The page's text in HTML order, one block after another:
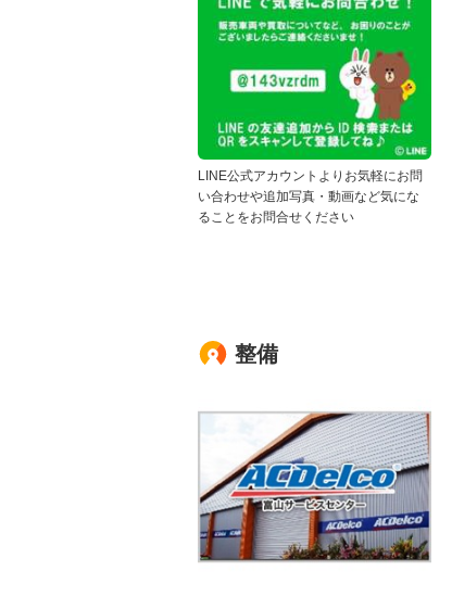
LINE公式アカウントよりお気軽にお問
い合わせや追加写真・動画など気にな
ることをお問合せください
整備